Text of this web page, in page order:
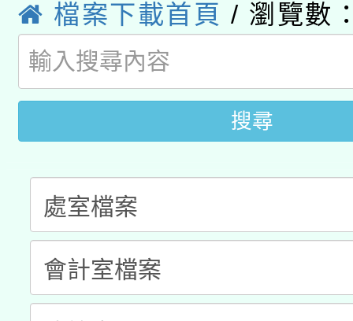
招)
本館辦理115年度閱讀
暨閱讀推動專業研習
科技賦能─人工智慧
礎課程
A3數位素養講師名單
「數位內容與教學軟體
pilot」
有關大陸委員會函釋公
薪期間赴陸應申請許可
轉知經濟部水利署委託
業技術研究院辦理「
用水績優單位及節水達
115年8月22日(星期六
桃園市孔廟祈福系列
2026年桃園地景藝術
檔案下載首頁 / 瀏覽數
搜尋